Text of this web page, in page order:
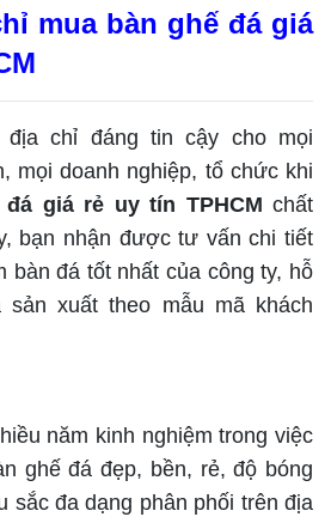
mua bàn ghế đá giá
địa chỉ đáng tin cậy cho mọi
mọi doanh nghiệp, tổ chức khi
đá giá rẻ uy tín TPHCM chất
bạn nhận được tư vấn chi tiết
bàn đá tốt nhất của công ty, hỗ
xuất theo mẫu mã khách
năm kinh nghiệm trong việc
ghế đá đẹp, bền, rẻ, độ bóng
sắc đa dạng phân phối trên địa